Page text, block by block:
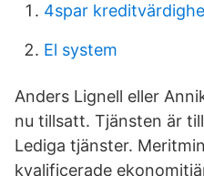
4spar
El system
Anders Lignell eller
nu tillsatt. Tjänsten är
Lediga tjänster.
kvalificerade